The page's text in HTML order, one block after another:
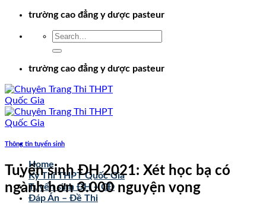
Chuyểntrường cao đẳng y dược pasteur
trường cao đẳng y dược pasteur
Home
Kỳ Thi THPT Quốc Gia
Tuyển sinh ĐH – CĐ
Đáp Án – Đề Thi
Thông tin tuyển sinh
Tuyển sinh ĐH 2021: Xét học bạ có
ngành hơn 3.000 nguyện vọng